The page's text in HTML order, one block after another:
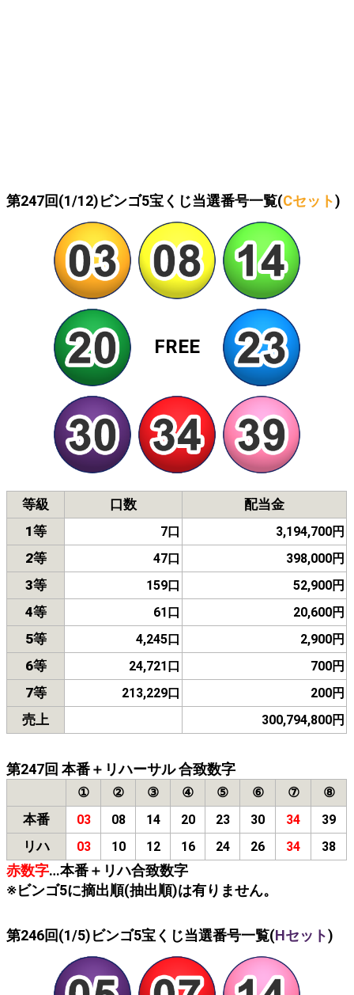
第247回(1/12)ビンゴ5宝くじ当選番号一覧(Cセット)
FREE
等級 口数
配当金
1等
7口 3,194,700円
2等 47口 398,000円
3等 159口 52,900円
4等 61口 20,600円
5等 4,245口 2,900円
6等 24,721口 700円
7等 213,229口 200円
売上 300,794,800円
第247回 本番＋リハーサル 合致数字
① ② ③ ④ ⑤ ⑥ ⑦
⑧
本番
03 08 14 20 23 30 34 39
リハ 03 10 12 16 24 26 34 38
赤数字…本番＋リハ合致数字
※ビンゴ5に摘出順(抽出順)は有りません。
第246回(1/5)ビンゴ5宝くじ当選番号一覧(Hセット)